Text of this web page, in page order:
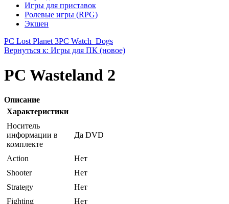
Игры для приставок
Ролевые игры (RPG)
Экшен
PC Lost Planet 3PC Watch_Dogs
Вернуться к: Игры для ПК (новое)
PC Wasteland 2
Описание
Характеристики
Носитель
информации в
комплекте
Да DVD
Action
Нет
Shooter
Нет
Strategy
Нет
Fighting
Нет